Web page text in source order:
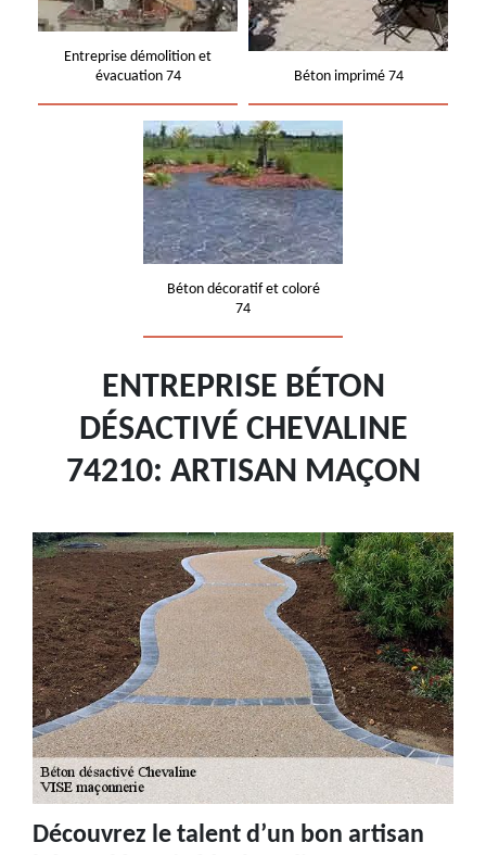
Entreprise démolition et
évacuation 74
Béton imprimé 74
Béton décoratif et coloré
74
ENTREPRISE BÉTON
DÉSACTIVÉ CHEVALINE
74210: ARTISAN MAÇON
Découvrez le talent d’un bon artisan